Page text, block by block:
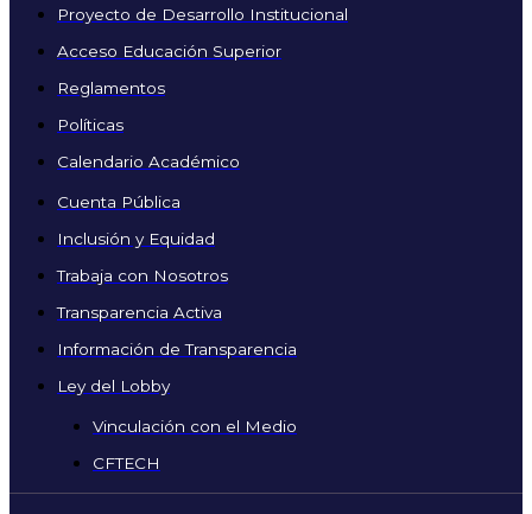
Proyecto de Desarrollo Institucional
Acceso Educación Superior
Reglamentos
Políticas
Calendario Académico
Cuenta Pública
Inclusión y Equidad
Trabaja con Nosotros
Transparencia Activa
Información de Transparencia
Ley del Lobby
Vinculación con el Medio
CFTECH